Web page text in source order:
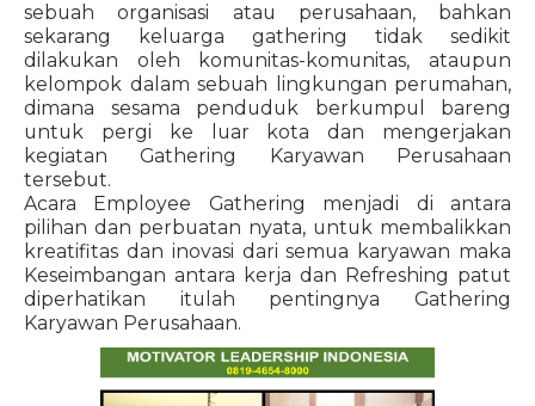
sebuah organisasi atau perusahaan, bahkan
sekarang keluarga gathering tidak sedikit
dilakukan oleh komunitas-komunitas, ataupun
kelompok dalam sebuah lingkungan perumahan,
dimana sesama penduduk berkumpul bareng
untuk pergi ke luar kota dan mengerjakan
kegiatan Gathering Karyawan Perusahaan
tersebut.
Acara Employee Gathering menjadi di antara
pilihan dan perbuatan nyata, untuk membalikkan
kreatifitas dan inovasi dari semua karyawan maka
Keseimbangan antara kerja dan Refreshing patut
diperhatikan itulah pentingnya Gathering
Karyawan Perusahaan.